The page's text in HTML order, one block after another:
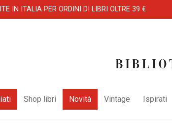
IN ITALIA PER ORDINI DI LIBRI OLTRE 39 €
Shop libri Novità Vintage Ispirati